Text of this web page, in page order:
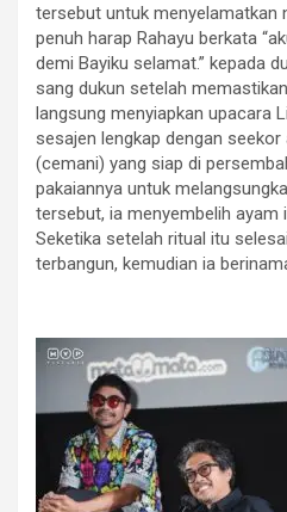
tersebut untuk menyelamatkan
penuh harap Rahayu berkata
demi Bayiku selamat.” kepada
sang dukun setelah
langsung menyiapkan upacara
sesajen lengkap dengan
(cemani) yang siap di
pakaiannya untuk
tersebut, ia menyembelih ayam
Seketika setelah ritual itu
terbangun, kemudian ia